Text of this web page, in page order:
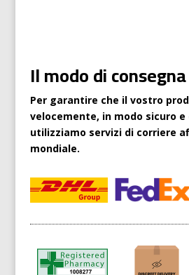
Il modo di consegna
Per garantire che il vostro
velocemente, in modo sicuro e
utilizziamo servizi di corriere
mondiale.